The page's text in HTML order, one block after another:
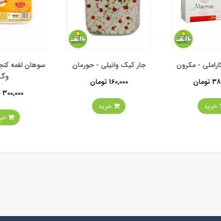
- مکرون
خرید
جار کیک وانیلی - حورمان
160,000 تومان
خرید
سوهان لقمه
وگ
300,000 تومان
خرید